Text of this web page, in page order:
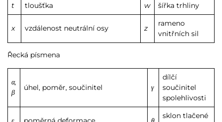
t
tloušťka w šířka trhliny
x vzdálenost neutrální osy z
rameno
vnitřních sil
Řecká písmena
α,
β
úhel, poměr, součinitel γ
dílčí
součinitel
spolehlivosti
sklon tlačené